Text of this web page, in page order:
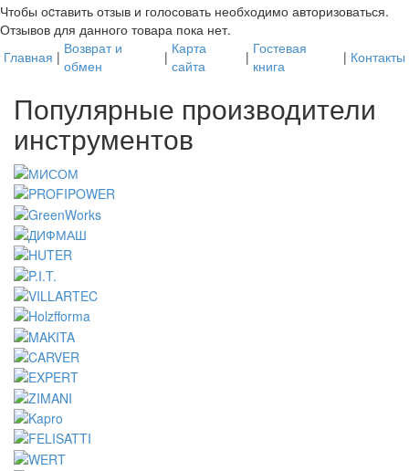
Чтобы оcтавить отзыв и голосовать необходимо авторизоваться.
Отзывов для данного товара пока нет.
Главная | Возврат и
обмен
| Карта
сайта
| Гостевая
книга
| Контакты
Популярные производители
инструментов